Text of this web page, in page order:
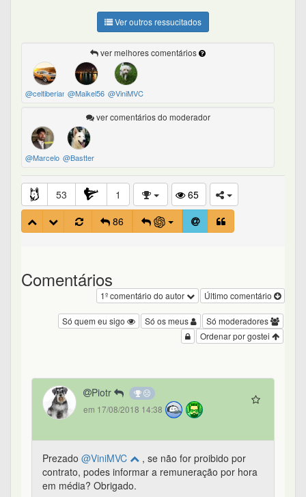
Ver outros ressucitados
ver melhores comentários
@celtiberian @Maikel56 @ViniMVC
ver comentários do moderador
@Marcelo @Bastter
53 1
65
86
Comentários
Último comentário
1º comentário do autor
Só moderadores
Só os meus
Só quem eu sigo
Ordenar por gostei
Piotr
em 17/08/2018 14:38
Prezado @ViniMVC
, se não for proibido por
contrato, podes informar a remuneração por hora
em média? Obrigado.